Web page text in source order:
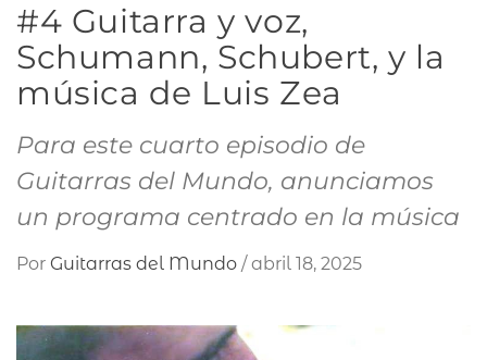
#4 Guitarra y voz,
Schumann, Schubert, y la
música de Luis Zea
Para este cuarto episodio de
Guitarras del Mundo, anunciamos
un programa centrado en la música
Por Guitarras del Mundo / abril 18, 2025